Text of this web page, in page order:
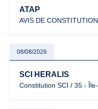
ATAP
AVIS DE
08/08/2026
SCI HERALIS
Constitution SCI / 35 -